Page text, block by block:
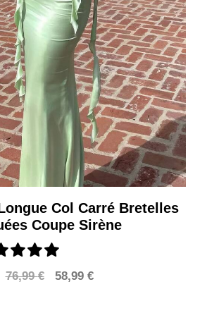
Col Carré Bretelles
Coupe Sirène
76,99€
Le
58,99 €Le